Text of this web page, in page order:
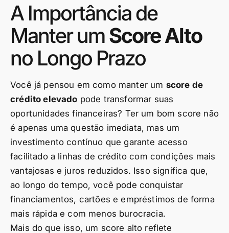
A Importância de
Manter umScore Alto
no Longo Prazo
Você já pensou em como manter um score de
crédito elevado pode transformar suas
oportunidades financeiras? Ter um bom score não
é apenas uma questão imediata, mas um
investimento contínuo que garante acesso
facilitado a linhas de crédito com condições mais
vantajosas e juros reduzidos. Isso significa que,
ao longo do tempo, você pode conquistar
financiamentos, cartões e empréstimos de forma
mais rápida e com menos burocracia.
Mais do que isso, um score alto reflete